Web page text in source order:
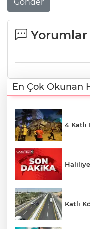
Yorumlar
En Çok Okunan
4 Katlı
Haliliye
Katlı